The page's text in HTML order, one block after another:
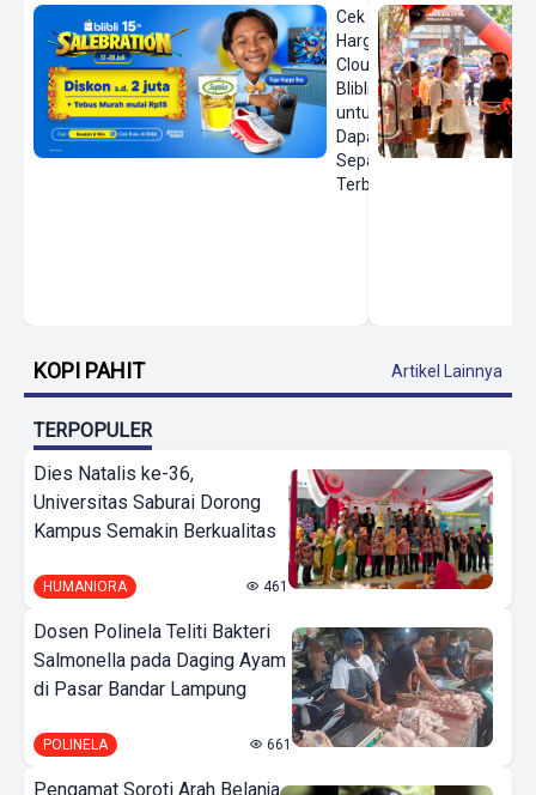
Cek
Harga On
Cloud di
Blibli
untuk
Dapatkan
Sepatu
Terbaru
KOPI PAHIT Artikel Lainnya
TERPOPULER
Dies Natalis ke-36,
Universitas Saburai Dorong
Kampus Semakin Berkualitas
HUMANIORA 461
Dosen Polinela Teliti Bakteri
Salmonella pada Daging Ayam
di Pasar Bandar Lampung
POLINELA 661
Pengamat Soroti Arah Belanja